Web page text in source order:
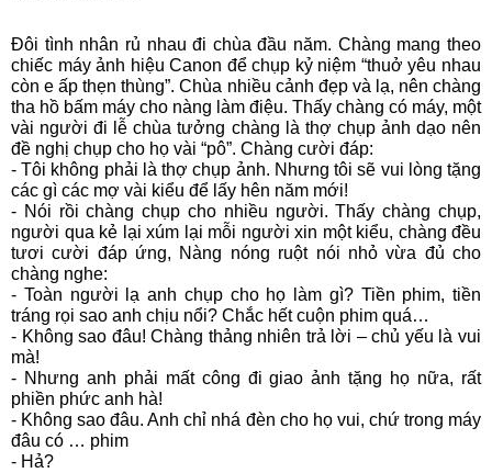
Đôi tình nhân rủ nhau đi chùa đầu năm. Chàng mang theo
chiếc máy ảnh hiệu Canon để chụp kỷ niệm “thuở yêu nhau
còn e ấp thẹn thùng”. Chùa nhiều cảnh đẹp và lạ, nên chàng
tha hồ bấm máy cho nàng làm điệu. Thấy chàng có máy, một
vài người đi lễ chùa tưởng chàng là thợ chụp ảnh dạo nên
đề nghị chụp cho họ vài “pô”. Chàng cười đáp:
- Tôi không phải là thợ chụp ảnh. Nhưng tôi sẽ vui lòng tặng
các gì các mợ vài kiểu để lấy hên năm mới!
- Nói rồi chàng chụp cho nhiều người. Thấy chàng chụp,
người qua kẻ lại xúm lại mỗi người xin một kiểu, chàng đều
tươi cười đáp ứng, Nàng nóng ruột nói nhỏ vừa đủ cho
chàng nghe:
- Toàn người lạ anh chụp cho họ làm gì? Tiền phim, tiền
tráng rọi sao anh chịu nổi? Chắc hết cuộn phim quá…
- Không sao đâu! Chàng thảng nhiên trả lời – chủ yếu là vui
mà!
- Nhưng anh phải mất công đi giao ảnh tặng họ nữa, rất
phiền phức anh hà!
- Không sao đâu. Anh chỉ nhá đèn cho họ vui, chứ trong máy
đâu có … phim
- Hả?